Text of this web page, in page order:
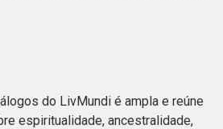
do LivMundi é ampla e reúne
espiritualidade, ancestralidade,